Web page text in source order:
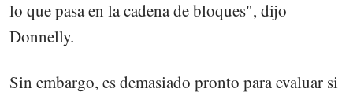
lo que pasa en la cadena de bloques", dijo
Donnelly.
Sin embargo, es demasiado pronto para evaluar si